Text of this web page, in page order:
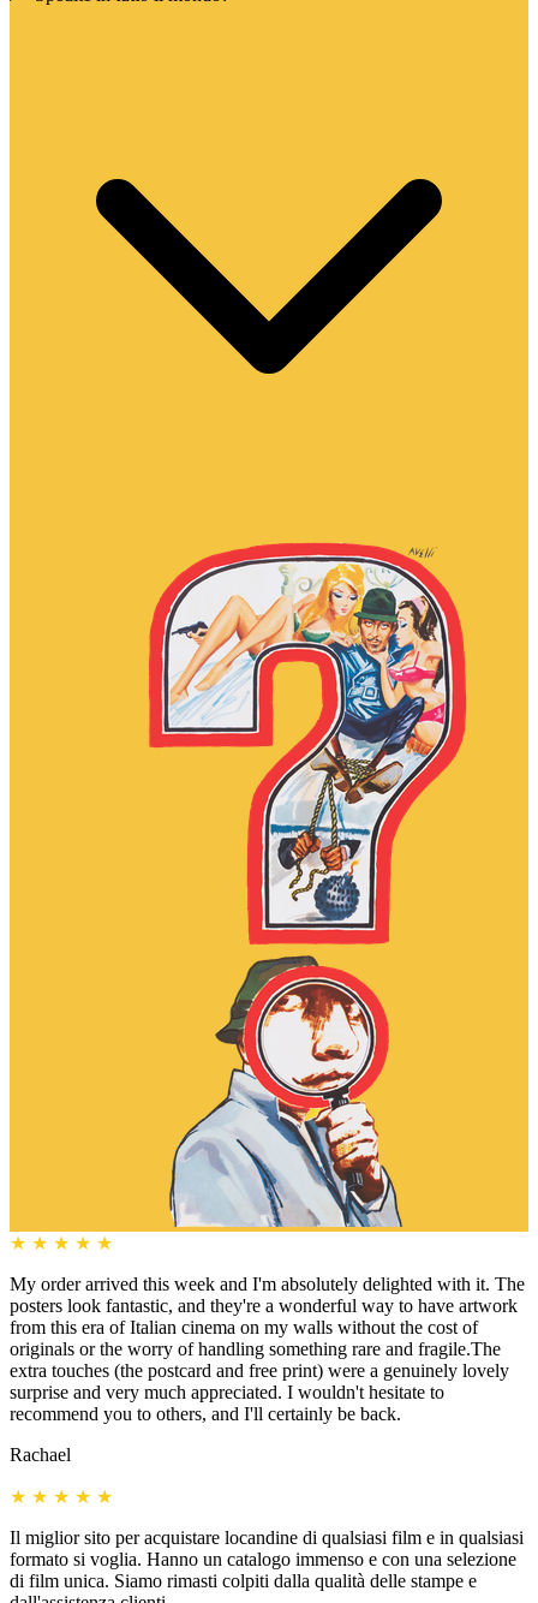
★ ★ ★ ★ ★
My order arrived this week and I'm absolutely delighted with it. The
posters look fantastic, and they're a wonderful way to have artwork
from this era of Italian cinema on my walls without the cost of
originals or the worry of handling something rare and fragile.The
extra touches (the postcard and free print) were a genuinely lovely
surprise and very much appreciated. I wouldn't hesitate to
recommend you to others, and I'll certainly be back.
Rachael
★ ★ ★ ★ ★
Il miglior sito per acquistare locandine di qualsiasi film e in qualsiasi
formato si voglia. Hanno un catalogo immenso e con una selezione
di film unica. Siamo rimasti colpiti dalla qualità delle stampe e